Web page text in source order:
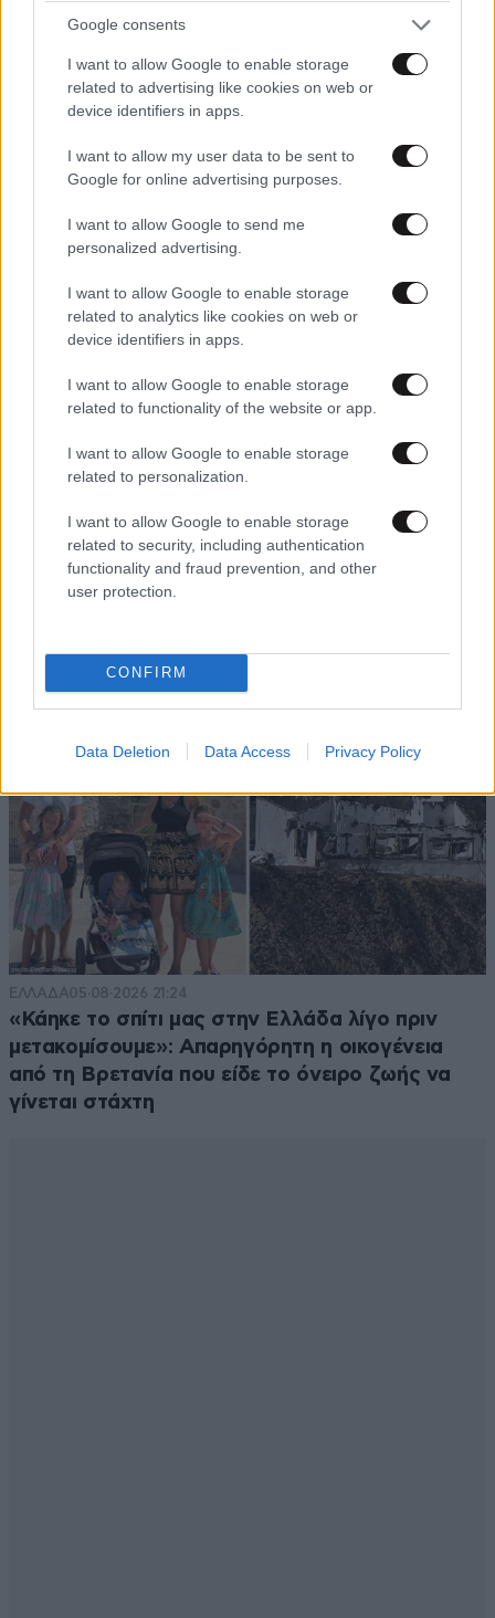
Google consents
I want to allow Google to enable storage
related to advertising like cookies on web or
device identifiers in apps.
I want to allow my user data to be sent to
Google for online advertising purposes.
I want to allow Google to send me
personalized advertising.
I want to allow Google to enable storage
related to analytics like cookies on web or
device identifiers in apps.
I want to allow Google to enable storage
related to functionality of the website or app.
I want to allow Google to enable storage
related to personalization.
I want to allow Google to enable storage
related to security, including authentication
functionality and fraud prevention, and other
user protection.
CONFIRM
Data Deletion Data Access Privacy Policy
Μασάμε καλά πριν καταπιούμε
Απαντήστε
Τι τρώνε 06·07·2023 10:27
Τι τρώνε ρε παιδιά; Ζωντανά τα χταποδάκια ολόκληρα;
Εμ θα σου κάτσει και στο λαιμό.
Απαντήστε
ΕΛΛΑΔΑ05·08·2026 21:24
«Κάηκε το σπίτι μας στην Ελλάδα λίγο πριν
μετακομίσουμε»: Απαρηγόρητη η οικογένεια
από τη Βρετανία που είδε το όνειρο ζωής να
γίνεται στάχτη